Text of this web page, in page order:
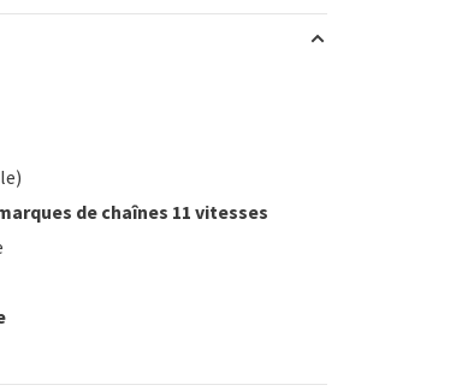
de chaînes 11 vitesses